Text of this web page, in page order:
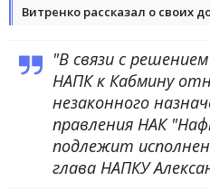
Витренко рассказал о своих
"В связи с
НАПК к Кабмину
незаконного
правления НАК
подлежит
глава НАПКУ